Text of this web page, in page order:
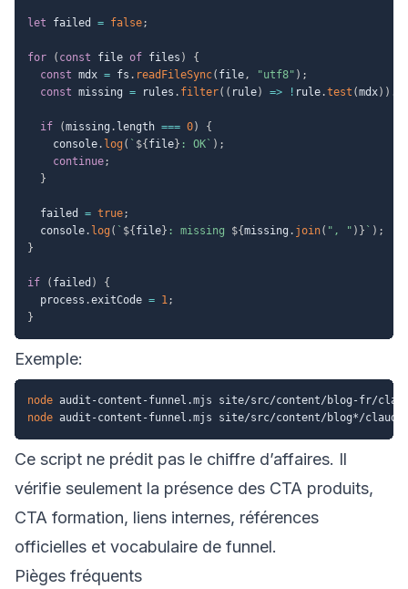
let failed = false;
for ( const file of files )
{
const mdx = fs . readFileSync( file, "utf8" ) ;
const missing = rules . filter( ( rule) => ! rule.test (mdx) ) .
if (missing . length === 0)
{
    console
. log ( ` ${ file} : OK ` ) ;
continue;
}
  failed
= true;
  console
. log ( ` ${ file} : missing ${missing . join( ", " ) } ` ) ;
}
if ( failed )
{
  process
.exitCode = 1;
}
Exemple:
node
node
Ce script ne prédit pas le chiffre d’affaires. Il
vérifie seulement la présence des CTA produits,
CTA formation, liens internes, références
officielles et vocabulaire de funnel.
Pièges fréquents